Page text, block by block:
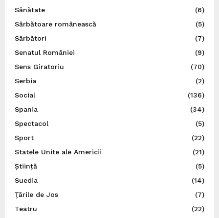
Sănătate
(6)
Sărbătoare românească
(5)
Sărbători
(7)
Senatul României
(9)
Sens Giratoriu
(70)
Serbia
(2)
Social
(136)
Spania
(34)
Spectacol
(5)
Sport
(22)
Statele Unite ale Americii
(21)
Știință
(5)
Suedia
(14)
Ţările de Jos
(7)
Teatru
(22)